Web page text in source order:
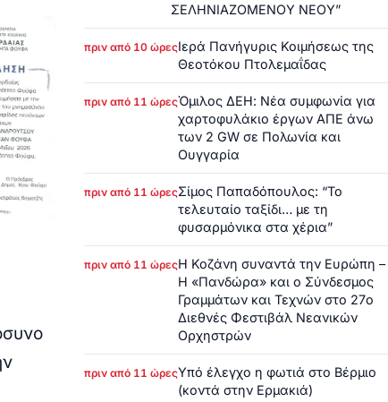
ΣΕΛΗΝΙΑΖΟΜΕΝΟΥ ΝΕΟΥ”
πριν από 10 ώρεςΙερά Πανήγυρις Κοιμήσεως της
Θεοτόκου Πτολεμαΐδας
πριν από 11 ώρεςΌμιλος ΔΕΗ: Νέα συμφωνία για
χαρτοφυλάκιο έργων ΑΠΕ άνω
των 2 GW σε Πολωνία και
Ουγγαρία
πριν από 11 ώρεςΣίμος Παπαδόπουλος: “Το
τελευταίο ταξίδι… με τη
φυσαρμόνικα στα χέρια”
πριν από 11 ώρεςΗ Κοζάνη συναντά την Ευρώπη –
Η «Πανδώρα» και ο Σύνδεσμος
Γραμμάτων και Τεχνών στο 27ο
Διεθνές Φεστιβάλ Νεανικών
Ορχηστρών
πριν από 11 ώρεςΥπό έλεγχο η φωτιά στο Βέρμιο
(κοντά στην Ερμακιά)